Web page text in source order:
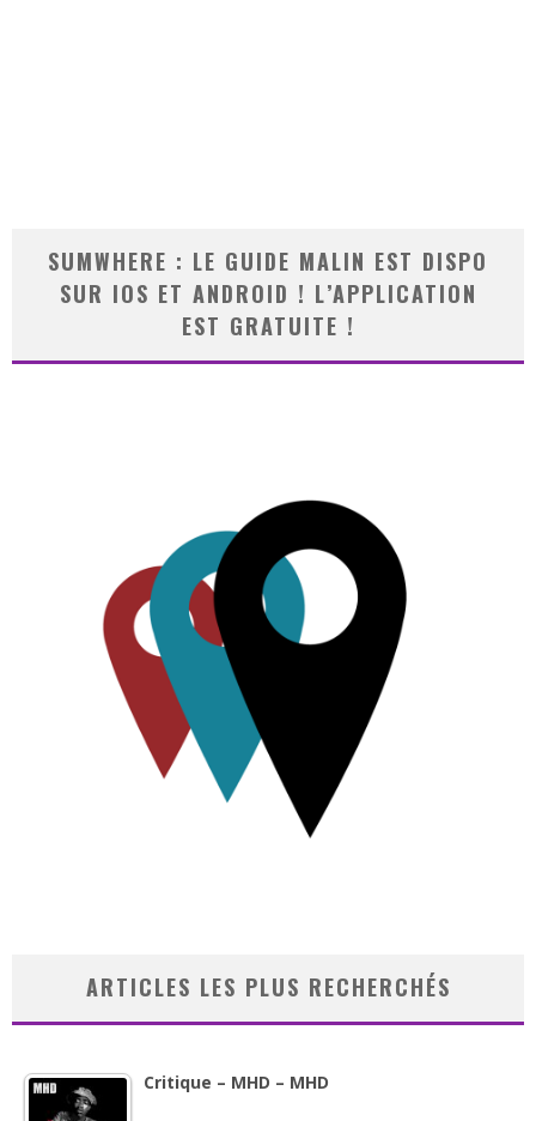
SUMWHERE : LE GUIDE MALIN EST DISPO
SUR IOS ET ANDROID ! L’APPLICATION
EST GRATUITE !
ARTICLES LES PLUS RECHERCHÉS
Critique – MHD – MHD